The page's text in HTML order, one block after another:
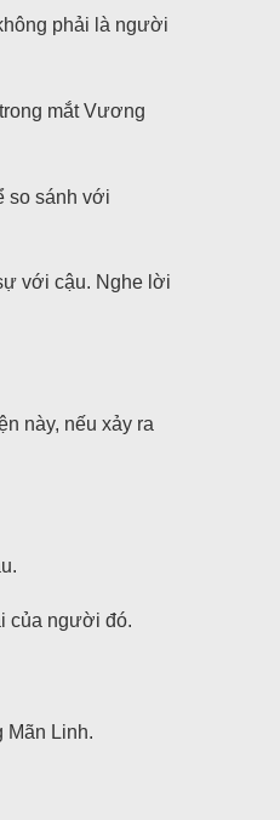
phải là người
mắt Vương
so sánh với
với cậu. Nghe lời
này, nếu xảy ra
của người đó.
Mãn Linh.